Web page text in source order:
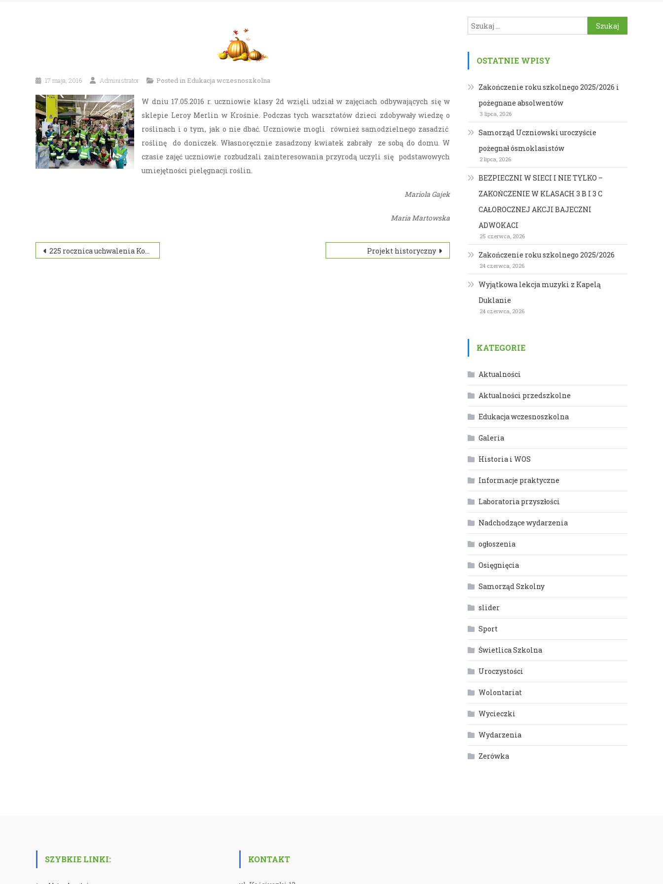
17 maja, 2016 Administrator Posted in Edukacja wczesnoszkolna
W dniu 17.05.2016 r. uczniowie klasy 2d wzięli udział w zajęciach odbywających się w
sklepie Leroy Merlin w Krośnie. Podczas tych warsztatów dzieci zdobywały wiedzę o
roślinach i o tym, jak o nie dbać. Uczniowie mogli również samodzielnego zasadzić
roślinę do doniczek. Własnoręcznie zasadzony kwiatek zabrały ze sobą do domu. W
czasie zajęć uczniowie rozbudzali zainteresowania przyrodą uczyli się podstawowych
umiejętności pielęgnacji roślin.
Mariola Gajek
Maria Martowska
Nawigacja
225 rocznica uchwalenia Konstytucji 3 Maja Projekt historyczny
Szukaj:
OSTATNIE WPISY
Zakończenie roku szkolnego 2025/2026 i
pożegnane absolwentów
3 lipca, 2026
Samorząd Uczniowski uroczyście
pożegnał ósmoklasistów
2 lipca, 2026
BEZPIECZNI W SIECI I NIE TYLKO –
ZAKOŃCZENIE W KLASACH 3 B I 3 C
CAŁOROCZNEJ AKCJI BAJECZNI
ADWOKACI
25 czerwca, 2026
Zakończenie roku szkolnego 2025/2026
24 czerwca, 2026
Wyjątkowa lekcja muzyki z Kapelą
Duklanie
24 czerwca, 2026
KATEGORIE
Aktualności
Aktualności przedszkolne
Edukacja wczesnoszkolna
Galeria
Historia i WOS
Informacje praktyczne
Laboratoria przyszłości
Nadchodzące wydarzenia
ogłoszenia
Osięgnięcia
Samorząd Szkolny
slider
Sport
Świetlica Szkolna
Uroczystości
Wolontariat
Wycieczki
Wydarzenia
Zerówka
SZYBKIE LINKI: KONTAKT